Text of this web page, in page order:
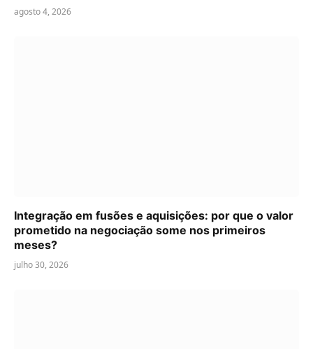
agosto 4, 2026
Integração em fusões e aquisições: por que o valor
prometido na negociação some nos primeiros
meses?
julho 30, 2026